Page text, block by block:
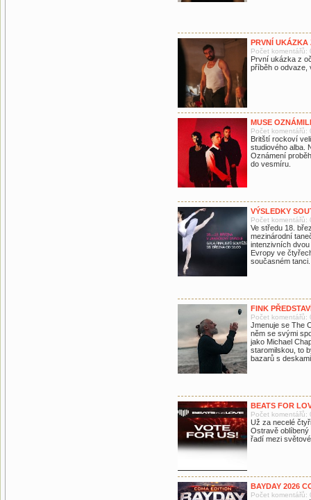
PRVNÍ UKÁZKA
Počet komentářů:
První ukázka z
příběh o odvaze,
MUSE
Počet komentářů:
Britští rockoví
studiového alba.
Oznámení
do vesmíru.
VÝSLEDKY
Počet komentářů:
Ve středu 18.
mezinárodní
intenzivních
Evropy ve
současném tanci.
FINK
Počet komentářů:
Jmenuje se The
něm se svými
jako Michael
staromilskou, to
bazarů s
BEATS FOR
Počet komentářů:
Už za necelé
Ostravě oblíbený
řadí mezi
BAYDAY 2026
Počet komentářů: